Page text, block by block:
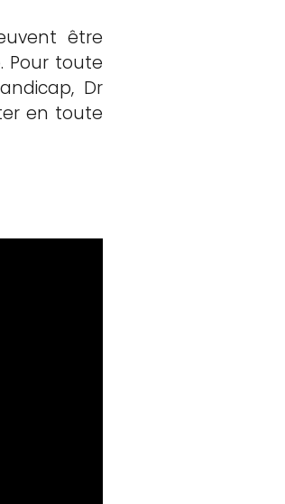
être
Pour toute
Dr
en toute